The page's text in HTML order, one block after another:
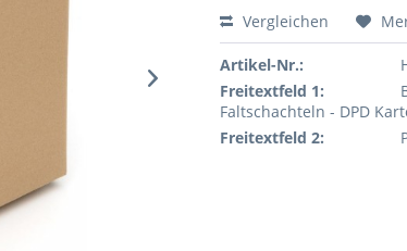
Vergleichen
Artikel-Nr.:
Freitextfeld 1:
Faltschachteln - DPD
Freitextfeld 2: